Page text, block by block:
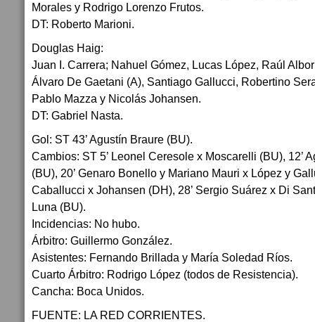
Morales y Rodrigo Lorenzo Frutos.
DT: Roberto Marioni.
Douglas Haig:
Juan I. Carrera; Nahuel Gómez, Lucas López, Raúl
Álvaro De Gaetani (A), Santiago Gallucci, Robertino
Pablo Mazza y Nicolás Johansen.
DT: Gabriel Nasta.
Gol: ST 43’ Agustín Braure (BU).
Cambios: ST 5’ Leonel Ceresole x Moscarelli (BU), 12’
(BU), 20’ Genaro Bonello y Mariano Mauri x López y
Caballucci x Johansen (DH), 28’ Sergio Suárez x Di
Luna (BU).
Incidencias: No hubo.
Árbitro: Guillermo González.
Asistentes: Fernando Brillada y María Soledad Ríos.
Cuarto Árbitro: Rodrigo López (todos de Resistencia).
Cancha: Boca Unidos.
FUENTE: LA RED CORRIENTES.